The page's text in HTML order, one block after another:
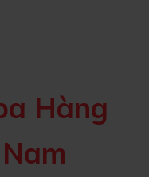
Hàng